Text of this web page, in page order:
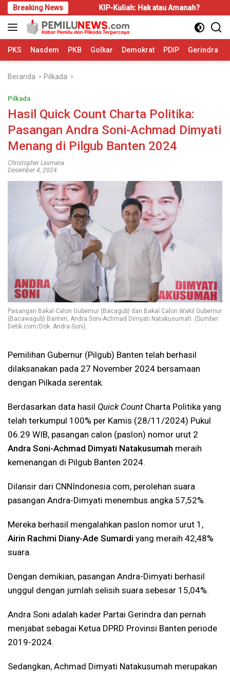
Langsung
ke
konten
Breaking NewsKIP-Kuliah: Hak atau Amanah? Bahas
PKS Nasdem PKB Golkar Demokrat PDIP Gerindra
Beranda Pilkada
Pilkada
Hasil Quick Count Charta Politika:
Pasangan Andra Soni-Achmad Dimyati
Menang di Pilgub Banten 2024
Christopher Lesmana
Desember 4, 2024
Pasangan Bakal Calon Gubernur (Bacagub) dan Bakal Calon Wakil Gubernur
(Bacawagub) Banten, Andra Soni-Achmad Dimyati Natakusumah. (Sumber :
Detik.com/Dok. Andra Soni)
Pemilihan Gubernur (Pilgub) Banten telah berhasil
dilaksanakan pada 27 November 2024 bersamaan
dengan Pilkada serentak.
Berdasarkan data hasil Quick Count Charta Politika yang
telah terkumpul 100% per Kamis (28/11/2024) Pukul
06.29 WIB, pasangan calon (paslon) nomor urut 2
Andra Soni-Achmad Dimyati Natakusumah meraih
kemenangan di Pilgub Banten 2024.
Dilansir dari CNNIndonesia.com, perolehan suara
pasangan Andra-Dimyati menembus angka 57,52%.
Mereka berhasil mengalahkan paslon nomor urut 1,
Airin Rachmi Diany-Ade Sumardi yang meraih 42,48%
suara.
Dengan demikian, pasangan Andra-Dimyati berhasil
unggul dengan jumlah selisih suara sebesar 15,04%.
Andra Soni adalah kader Partai Gerindra dan pernah
menjabat sebagai Ketua DPRD Provinsi Banten periode
2019-2024.
Sedangkan, Achmad Dimyati Natakusumah merupakan